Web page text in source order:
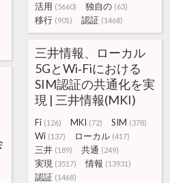
活用 (5660) 独自の (63)
移行 (901) 認証 (1468)
三井情報、ローカル
5GとWi‑Fiにおける
SIM認証の共通化を実
現 | 三井情報(MKI)
Fi (126) MKI (72) SIM (378)
Wi (137) ローカル (417)
三井 (189) 共通 (249)
実現 (3517) 情報 (13931)
認証 (1468)